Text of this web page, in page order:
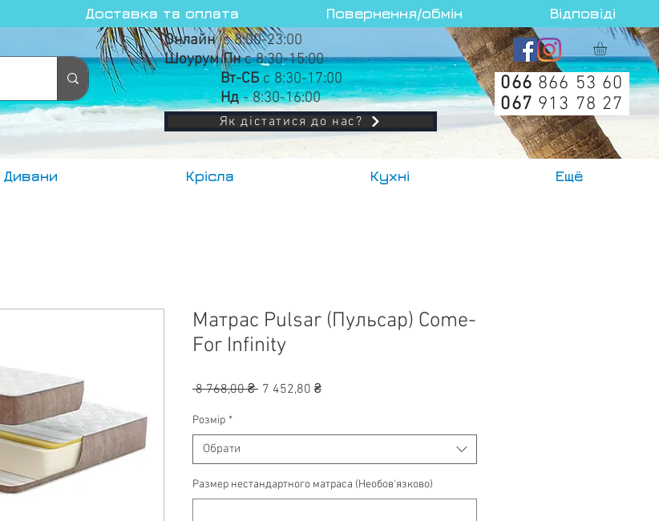
Доставка та оплата Повернення/обмін Відповіді
Онлайнс 8:00-23:00
Шоурум Пнс 8:30-15:00
Вт-СБс 8:30-17:00
Нд- 8:30-16:00
Як дістатися до нас?
066 866 53 60
067 913 78 27
Дивани Крісла Кухні Ещё
Матрас Pulsar (Пульсар) Come-
For Infinity
8 768,00 ₴ Звичайна
7 452,80 ₴За
Розмір *
Обрати
Размер нестандартного матраса (Необов'язково)